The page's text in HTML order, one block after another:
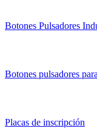
Botones Pulsadores
Botones pulsadores
Placas de inscripción